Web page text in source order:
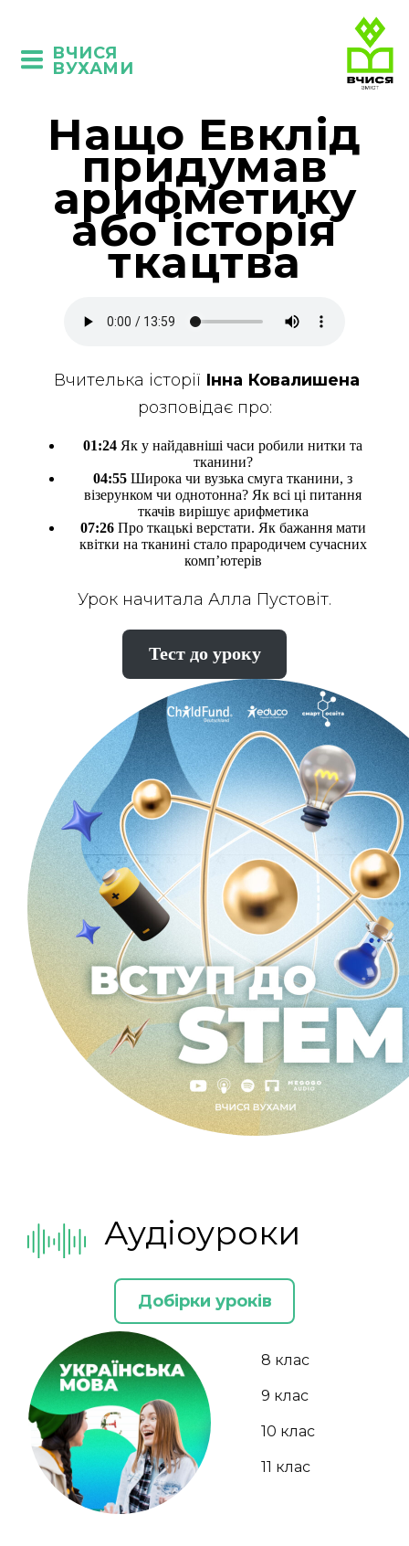
ВЧИСЯ
ВУХАМИ
Нащо Евклід
придумав
арифметику
або історія
ткацтва
Вчителька історії Інна Ковалишена
розповідає про:
01:24 Як у найдавніші часи робили нитки та
тканини?
04:55 Широка чи вузька смуга тканини, з
візерунком чи однотонна? Як всі ці питання
ткачів вирішує арифметика
07:26Про ткацькі верстати. Як бажання мати
квітки на тканині стало прародичем сучасних
комп’ютерів
Урок начитала Алла Пустовіт.
Тест до уроку
Аудіоуроки
Добірки уроків
8 клас
9 клас
10 клас
11 клас